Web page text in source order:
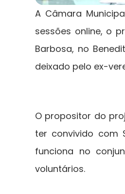
A Câmara
sessões online, o
Barbosa, no
deixado pelo ex-
O propositor do
ter convivido com
funciona no
voluntários.